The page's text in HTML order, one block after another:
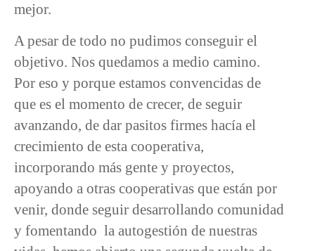
mejor.
A pesar de todo no pudimos conseguir el
objetivo. Nos quedamos a medio camino.
Por eso y porque estamos convencidas de
que es el momento de crecer, de seguir
avanzando, de dar pasitos firmes hacía el
crecimiento de esta cooperativa,
incorporando más gente y proyectos,
apoyando a otras cooperativas que están por
venir, donde seguir desarrollando comunidad
y fomentando la autogestión de nuestras